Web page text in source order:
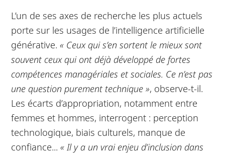
L’un de ses axes de recherche les plus actuels
porte sur les usages de l’intelligence artificielle
générative.« Ceux qui s’en sortent le mieux sont
souvent ceux qui ont déjà développé de fortes
compétences managériales et sociales. Ce n’est pas
une question purement technique », observe-t-il.
Les écarts d’appropriation, notamment entre
femmes et hommes, interrogent : perception
technologique, biais culturels, manque de
confiance...« Il y a un vrai enjeu d’inclusion dans